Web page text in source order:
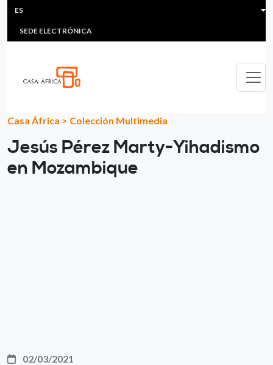
Pasar al contenido principal
HEADER MENU
MULTIMEDIA
SEDE ELECTRÓNICA
ES
Casa África > Colección Multimedia
Jesús Pérez Marty-Yihadismo
en Mozambique
02/03/2021